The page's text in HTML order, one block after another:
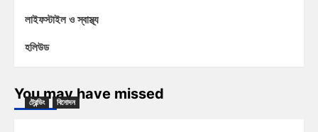
লাইফস্টাইল ও স্বাস্থ্য
হলিউড
You may have missed
ট্রেন্ডিং বিনোদন